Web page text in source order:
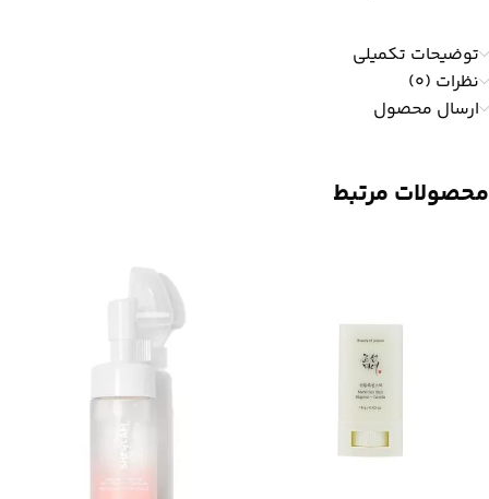
توضیحات تکمیلی
نظرات (0)
ارسال محصول
محصولات مرتبط